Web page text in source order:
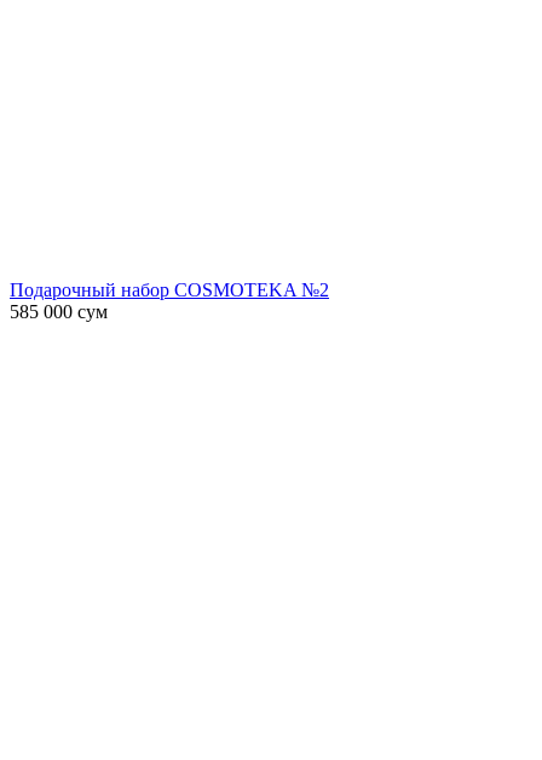
Подарочный набор COSMOTEKA №2
585 000 сум